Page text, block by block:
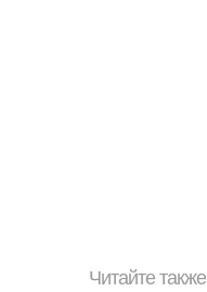
Читайте также